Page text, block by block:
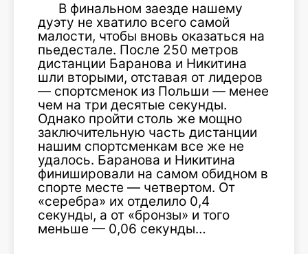
В финальном заезде нашему
дуэту не хватило всего самой
малости, чтобы вновь оказаться на
пьедестале. После 250 метров
дистанции Баранова и Никитина
шли вторыми, отставая от лидеров
— спортсменок из Польши — менее
чем на три десятые секунды.
Однако пройти столь же мощно
заключительную часть дистанции
нашим спортсменкам все же не
удалось. Баранова и Никитина
финишировали на самом обидном в
спорте месте — четвертом. От
«серебра» их отделило 0,4
секунды, а от «бронзы» и того
меньше — 0,06 секунды…